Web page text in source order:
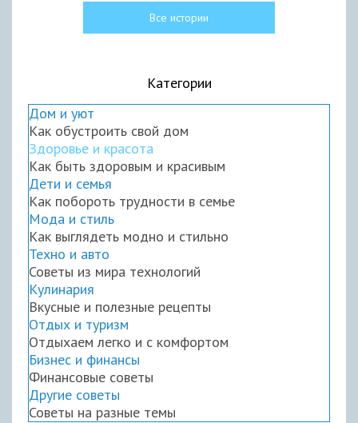
Все истории
Категории
Дом и уют
Как обустроить свой дом
Здоровье и красота
Как быть здоровым и красивым
Дети и семья
Как побороть трудности в семье
Мода и стиль
Как выглядеть модно и стильно
Техно и авто
Советы из мира технологий
Кулинария
Вкусные и полезные рецепты
Отдых и туризм
Отдыхаем легко и с комфортом
Бизнес и финансы
Финансовые советы
Другие советы
Советы на разные темы